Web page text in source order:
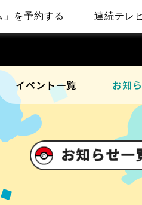
」を予約する 連続テレ
イベント一覧 お知